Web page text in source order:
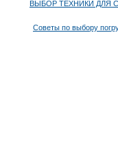
ВЫБОР ТЕХНИКИ ДЛЯ
Советы по выбору